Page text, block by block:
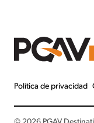
Política de privacidad